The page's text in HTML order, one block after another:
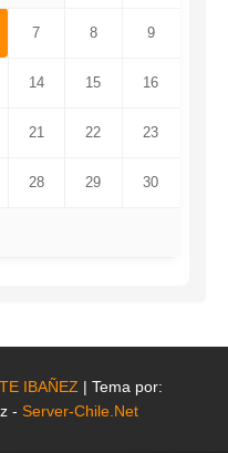
7 8 9
14 15 16
21 22 23
28 29 30
IBAÑEZ | Tema por:
- Server-Chile.Net